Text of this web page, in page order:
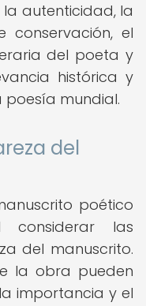
autenticidad, la
conservación, el
del poeta y
histórica y
poesía mundial.
del
poético
considerar las
del manuscrito.
la obra pueden
importancia y el